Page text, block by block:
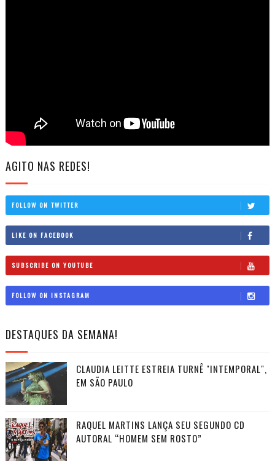
AGITO NAS REDES!
FOLLOW ON TWITTER
LIKE ON FACEBOOK
SUBSCRIBE ON YOUTUBE
FOLLOW ON INSTAGRAM
DESTAQUES DA SEMANA!
CLAUDIA LEITTE ESTREIA TURNÊ "INTEMPORAL",
EM SÃO PAULO
RAQUEL MARTINS LANÇA SEU SEGUNDO CD
AUTORAL “HOMEM SEM ROSTO”